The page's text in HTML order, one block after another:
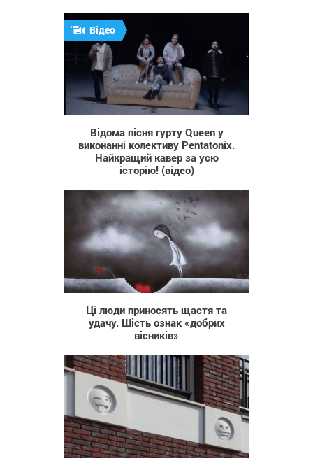
31 683
Відео
Відома пісня гурту Queen у
виконанні колективу Pentatonix.
Найкращий кавер за усю
історію! (відео)
4 479
Ці люди приносять щастя та
удачу. Шість ознак «добрих
вісників»
790